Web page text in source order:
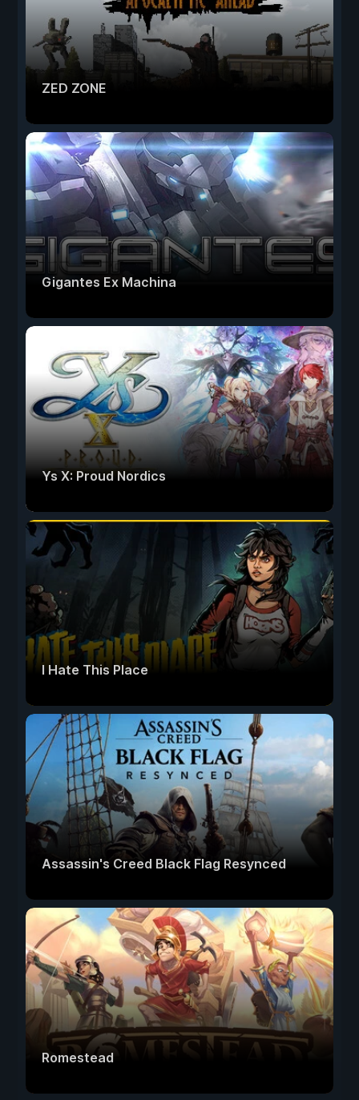
ZED ZONE
Gigantes Ex Machina
Ys X: Proud Nordics
I Hate This Place
Assassin's Creed Black Flag Resynced
Romestead